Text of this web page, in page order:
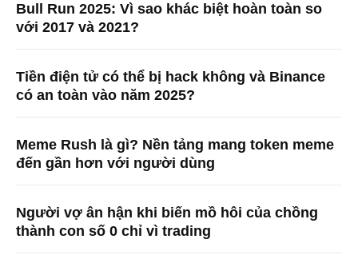
Bull Run 2025: Vì sao khác biệt hoàn toàn so
với 2017 và 2021?
Tiền điện tử có thể bị hack không và Binance
có an toàn vào năm 2025?
Meme Rush là gì? Nền tảng mang token meme
đến gần hơn với người dùng
Người vợ ân hận khi biến mồ hôi của chồng
thành con số 0 chỉ vì trading